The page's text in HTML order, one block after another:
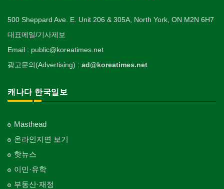
500 Sheppard Ave. E. Unit 206 & 305A, North York, ON M2N 6H7
대표메일/기사제보
Email : public@koreatimes.net
광고문의(Advertising) : ad@koreatimes.net
캐나다 한국일보
Masthead
온라인지면 보기
핫뉴스
이민·유학
부동산·재정